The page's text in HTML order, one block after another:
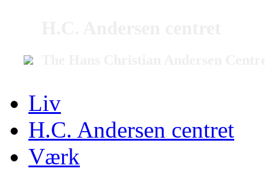
Liv
H.C. Andersen centret
Værk